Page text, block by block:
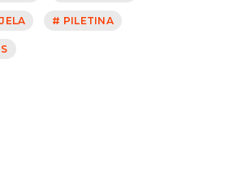
# PILETINA